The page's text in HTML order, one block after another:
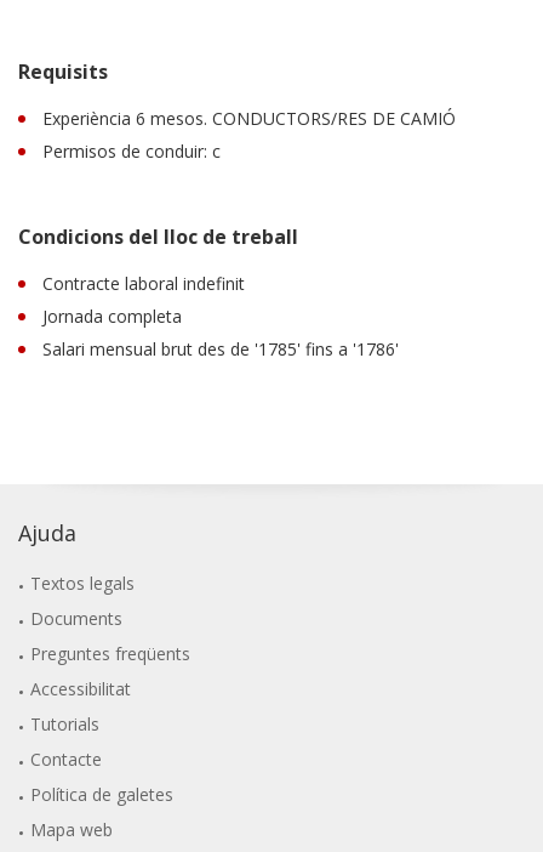
Requisits
Experiència 6 mesos. CONDUCTORS/RES DE CAMIÓ
Permisos de conduir: c
Condicions del lloc de treball
Contracte laboral indefinit
Jornada completa
Salari mensual brut des de '1785' fins a '1786'
Ajuda
Textos legals
Documents
Preguntes freqüents
Accessibilitat
Tutorials
Contacte
Política de galetes
Mapa web